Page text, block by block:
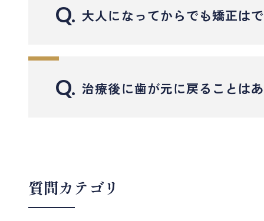
す。
ワイヤーの調整や歯の動きを確認しながら、
大井町フラミンゴ歯科では、通院スケジュー
やすいよう、アポイントの取りやすい時間帯
虫歯の進行を放置すると、矯正中の歯の動き
当院では、矯正担当医と一般歯科医が連携し
Q. 大人になってからでも矯正は
態を正確に診断したうえで計画的に歯を動か
当院では、CT撮影と3Dシミュレーションを用
また、成人の方には「矯正＋ホワイトニング
Q. 治療後に歯が元に戻ることは
リテーナーの装着期間は一般的に矯正期間と
くケースが多いです。リテーナーをしっかり
質問カテゴリ